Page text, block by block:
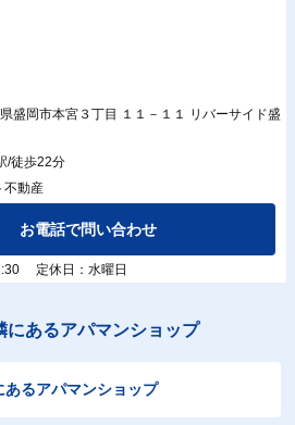
盛岡市本宮３丁目 １１－１１ リバーサイド盛
/徒歩22分
動産
お電話で問い合わせ
定休日：水曜日
にあるアパマンショップ
あるアパマンショップ